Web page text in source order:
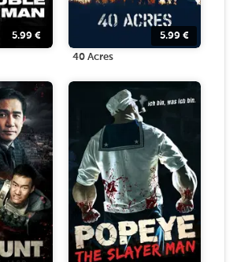
5.99 € 5.99 €
40 Acres